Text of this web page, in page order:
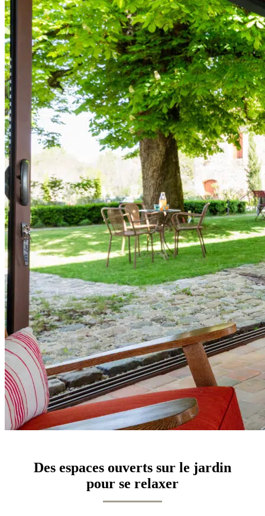
Des espaces ouverts sur le jardin
pour se relaxer